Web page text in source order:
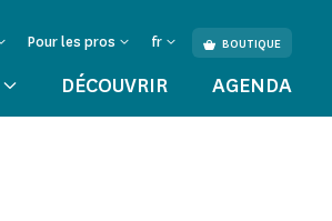
Pour les pros fr BOUTIQUE
DÉCOUVRIR AGENDA